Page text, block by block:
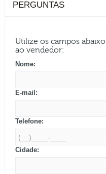
PERGUNTAS
Utilize os campos
ao vendedor:
Nome:
E-mail:
Telefone:
Cidade: